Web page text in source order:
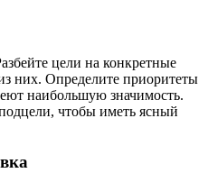
цели на конкретные
них. Определите приоритеты
наибольшую значимость.
чтобы иметь ясный